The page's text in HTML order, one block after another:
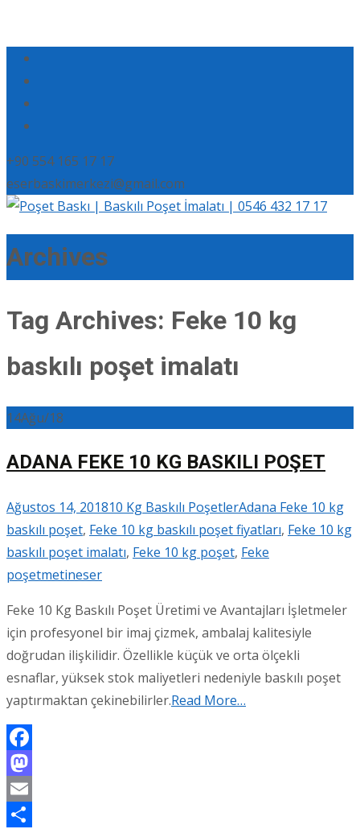
+90 554 165 17 17
eserbaskimerkezi@gmail.com
Archives
Tag Archives: Feke 10 kg
baskılı poşet imalatı
14Ağu/18
ADANA FEKE 10 KG BASKILI POŞET
Ağustos 14, 201810 Kg Baskılı PoşetlerAdana Feke 10 kg
baskılı poşet, Feke 10 kg baskılı poşet fiyatları, Feke 10 kg
baskılı poşet imalatı, Feke 10 kg poşet, Feke
poşetmetineser
Feke 10 Kg Baskılı Poşet Üretimi ve Avantajları İşletmeler
için profesyonel bir imaj çizmek, ambalaj kalitesiyle
doğrudan ilişkilidir. Özellikle küçük ve orta ölçekli
esnaflar, yüksek stok maliyetleri nedeniyle baskılı poşet
yaptırmaktan çekinebilirler.Read More…
Facebook
Mastodon
Email